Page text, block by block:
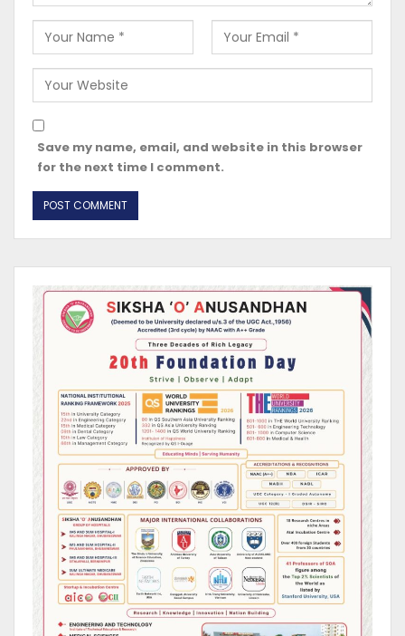
Save my name, email, and website in this browser
for the next time I comment.